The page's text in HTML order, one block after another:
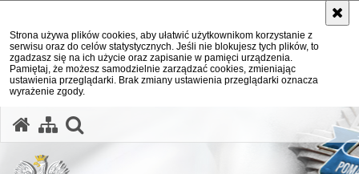
Strona używa plików cookies, aby ułatwić użytkownikom korzystanie z
serwisu oraz do celów statystycznych. Jeśli nie blokujesz tych plików, to
zgadzasz się na ich użycie oraz zapisanie w pamięci urządzenia.
Pamiętaj, że możesz samodzielnie zarządzać cookies, zmieniając
ustawienia przeglądarki. Brak zmiany ustawienia przeglądarki oznacza
wyrażenie zgody.